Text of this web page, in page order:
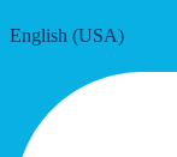
English (USA)